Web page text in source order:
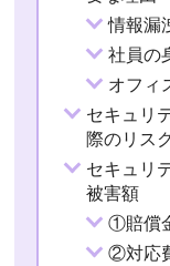
情報漏
社員の
オフィ
セキュリ
際のリスク
セキュリ
被害額
①賠償
②対応